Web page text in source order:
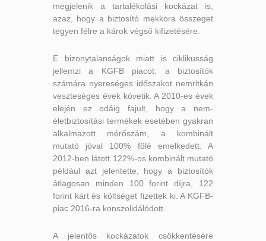
megjelenik a tartalékolási kockázat is,
azaz, hogy a biztosító mekkora összeget
tegyen félre a károk végső kifizetésére.
E bizonytalanságok miatt is ciklikusság
jellemzi a KGFB piacot: a biztosítók
számára nyereséges időszakot nemritkán
veszteséges évek követik. A 2010-es évek
elején ez odáig fajult, hogy a nem-
életbiztosítási termékek esetében gyakran
alkalmazott mérőszám, a kombinált
mutató jóval 100% fölé emelkedett. A
2012-ben látott 122%-os kombinált mutató
például azt jelentette, hogy a biztosítók
átlagosan minden 100 forint díjra, 122
forint kárt és költséget fizettek ki. A KGFB-
piac 2016-ra konszolidálódott.
A jelentős kockázatok csökkentésére